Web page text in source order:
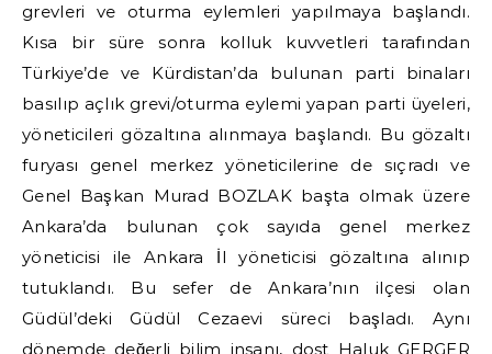
grevleri ve oturma eylemleri yapılmaya başlandı.
Kısa bir süre sonra kolluk kuvvetleri tarafından
Türkiye’de ve Kürdistan’da bulunan parti binaları
basılıp açlık grevi/oturma eylemi yapan parti üyeleri,
yöneticileri gözaltına alınmaya başlandı. Bu gözaltı
furyası genel merkez yöneticilerine de sıçradı ve
Genel Başkan Murad BOZLAK başta olmak üzere
Ankara’da bulunan çok sayıda genel merkez
yöneticisi ile Ankara İl yöneticisi gözaltına alınıp
tutuklandı. Bu sefer de Ankara’nın ilçesi olan
Güdül’deki Güdül Cezaevi süreci başladı. Aynı
dönemde değerli bilim insanı, dost Haluk GERGER